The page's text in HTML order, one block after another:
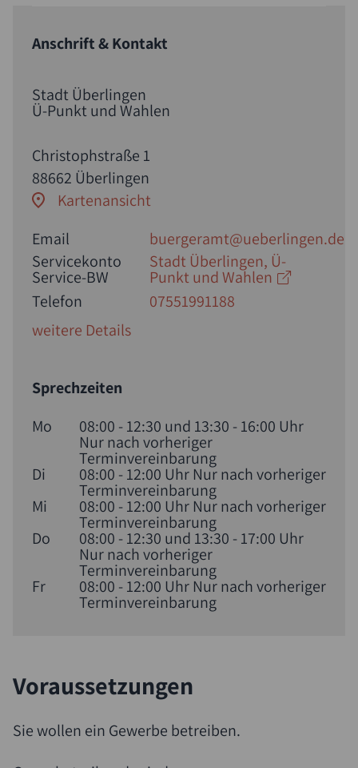
Anschrift & Kontakt
Stadt Überlingen
Ü-Punkt und Wahlen
Christophstraße 1
88662 Überlingen
Kartenansicht
Email
buergeramt@ueberlingen.de
Servicekonto
Service-BW
Stadt Überlingen, Ü-
Punkt und Wahlen
Telefon
07551991188
weitere Details
Sprechzeiten
Mo
08:00 - 12:30 und 13:30 - 16:00 Uhr
Nur nach vorheriger
Terminvereinbarung
Di 08:00 - 12:00 Uhr Nur nach vorheriger
Terminvereinbarung
Mi 08:00 - 12:00 Uhr Nur nach vorheriger
Terminvereinbarung
Do 08:00 - 12:30 und 13:30 - 17:00 Uhr
Nur nach vorheriger
Terminvereinbarung
Fr 08:00 - 12:00 Uhr Nur nach vorheriger
Terminvereinbarung
Voraussetzungen
Sie wollen ein Gewerbe betreiben.